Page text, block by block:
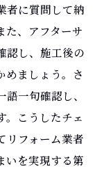
者に質問して納
た、アフターサ
認し、施工後の
めましょう。さ
一句確認し、
。こうしたチェ
リフォーム業者
いを実現する第